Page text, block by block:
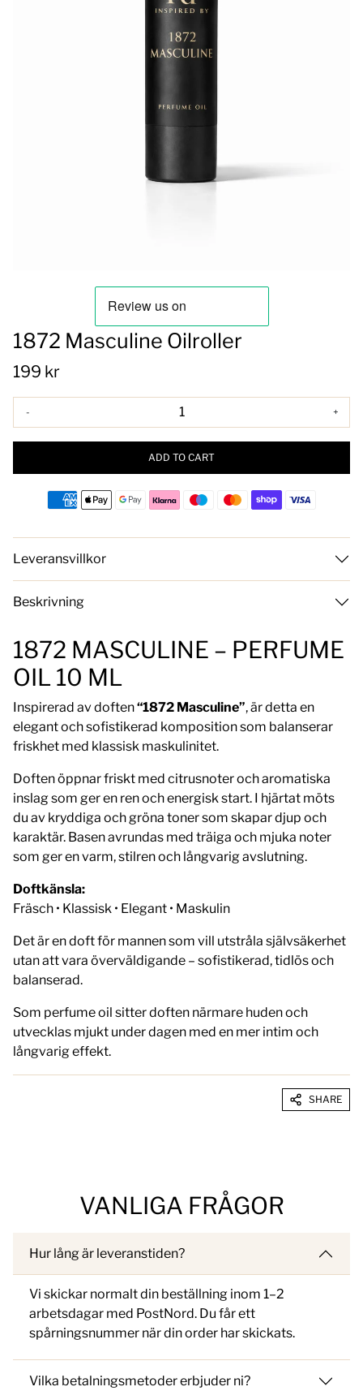
1872 Masculine Oilroller
199 kr
- +
ADD TO CART
Leveransvillkor
Beskrivning
1872 MASCULINE – PERFUME
OIL 10 ML
Inspirerad av doften“1872 Masculine”, är detta en
elegant och sofistikerad komposition som balanserar
friskhet med klassisk maskulinitet.
Doften öppnar friskt med citrusnoter och aromatiska
inslag som ger en ren och energisk start. I hjärtat möts
du av kryddiga och gröna toner som skapar djup och
karaktär. Basen avrundas med träiga och mjuka noter
som ger en varm, stilren och långvarig avslutning.
Doftkänsla:
Fräsch • Klassisk • Elegant • Maskulin
Det är en doft för mannen som vill utstråla självsäkerhet
utan att vara överväldigande – sofistikerad, tidlös och
balanserad.
Som perfume oil sitter doften närmare huden och
utvecklas mjukt under dagen med en mer intim och
långvarig effekt.
SHARE
VANLIGA FRÅGOR
Hur lång är leveranstiden?
Vi skickar normalt din beställning inom 1–2
arbetsdagar med PostNord. Du får ett
spårningsnummer när din order har skickats.
Vilka betalningsmetoder erbjuder ni?